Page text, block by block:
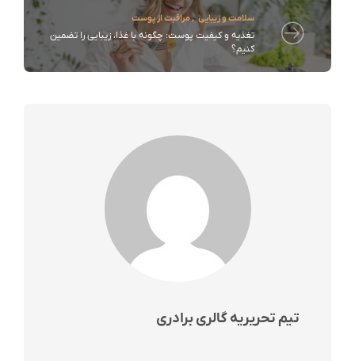
سلامت و زیبایی ,مراقبت از پوست
تغذیه و کیفیت پوست: چگونه با غذا، زیبایی را تضمین
کنیم؟
تیم تحریریه گالری برادری